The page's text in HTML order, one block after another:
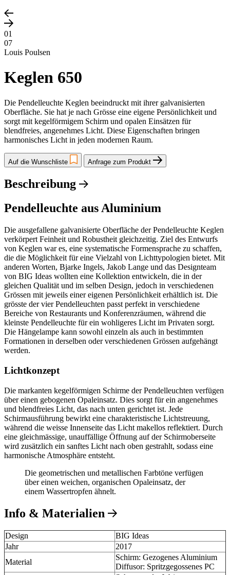
01
07
Louis Poulsen
Keglen 650
Die Pendelleuchte Keglen beeindruckt mit ihrer galvanisierten
Oberfläche. Sie hat je nach Grösse eine eigene Persönlichkeit und
sorgt mit kegelförmigem Schirm und opalen Einsätzen für
blendfreies, angenehmes Licht. Diese Eigenschaften bringen
harmonisches Licht in jeden modernen Raum.
Auf die Wunschliste Anfrage zum Produkt
Beschreibung
Pendelleuchte aus Aluminium
Die ausgefallene galvanisierte Oberfläche der Pendelleuchte Keglen
verkörpert Feinheit und Robustheit gleichzeitig. Ziel des Entwurfs
von Keglen war es, eine systematische Formensprache zu schaffen,
die die Möglichkeit für eine Vielzahl von Lichttypologien bietet. Mit
anderen Worten, Bjarke Ingels, Jakob Lange und das Designteam
von BIG Ideas wollten eine Kollektion entwickeln, die in der
gleichen Qualität und im selben Design, jedoch in verschiedenen
Grössen mit jeweils einer eigenen Persönlichkeit erhältlich ist. Die
grösste der vier Pendelleuchten passt perfekt in verschiedene
Bereiche von Restaurants und Konferenzräumen, während die
kleinste Pendelleuchte für ein wohligeres Licht im Privaten sorgt.
Die Hängelampe kann sowohl einzeln als auch in bestimmten
Formationen in derselben oder verschiedenen Grössen aufgehängt
werden.
Lichtkonzept
Die markanten kegelförmigen Schirme der Pendelleuchten verfügen
über einen gebogenen Opaleinsatz. Dies sorgt für ein angenehmes
und blendfreies Licht, das nach unten gerichtet ist. Jede
Schirmausführung bewirkt eine charakteristische Lichtstreuung,
während die weisse Innenseite das Licht makellos reflektiert. Durch
eine gleichmässige, unauffällige Öffnung auf der Schirmoberseite
wird zusätzlich ein sanftes Licht nach oben gestrahlt, sodass eine
harmonische Atmosphäre entsteht.
Die geometrischen und metallischen Farbtöne verfügen
über einen weichen, organischen Opaleinsatz, der
einem Wassertropfen ähnelt.
Info & Materialien
Design
BIG Ideas
Jahr
2017
Material
Schirm: Gezogenes Aluminium
Diffusor: Spritzgegossenes PC